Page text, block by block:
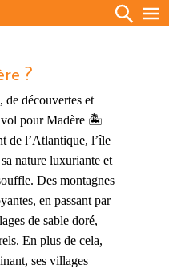
?
de découvertes et
pour Madère 🏝️
de l’Atlantique, l’île
nature luxuriante et
Des montagnes
en passant par
de sable doré,
En plus de cela,
ses villages